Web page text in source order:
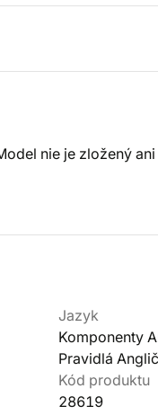
nie je zložený ani
Jazyk
Komponenty
Pravidlá
Kód produktu
28619